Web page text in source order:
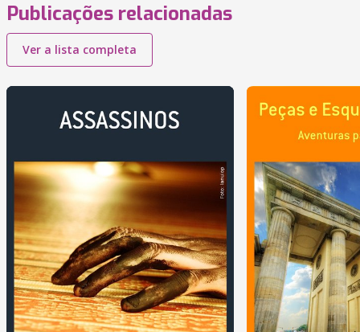
Publicações relacionadas
Ver a lista completa